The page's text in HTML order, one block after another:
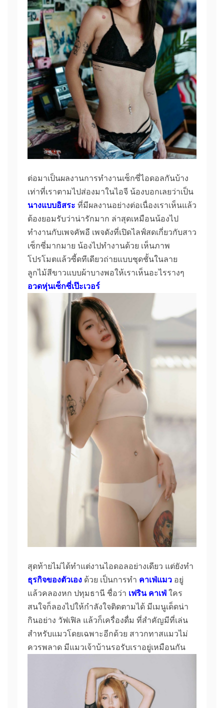
ต่อมาเป็นผลงานการทำงานเซ็กซี่ไอดอลกันบ้าง
เท่าที่เราตามไปส่องมาในไอจี น้องบอกเลยว่าเป็น
นางแบบอิสระ ที่มีผลงานอย่างต่อเนื่องเราเห็นแล้ว
ต้องยอมรับว่าน่ารักมาก ล่าสุดเหมือนน้องไป
ทำงานกับเพจคัพอี เพจดังที่เปิดไลฟ์สดเกี่ยวกับสาว
เซ็กซี่มากมาย น้องไปทำงานด้วย เห็นภาพ
โปรโมตแล้วซี้ดทีเดียวถ่ายแบบชุดชั้นในลาย
ลูกไม้สีขาวแบบผ้าบางพอให้เราเห็นอะไรรางๆ
อวดหุ่นเซ็กซี่เป๊ะเวอร์
สุดท้ายไม่ได้ทำแต่งานไอดอลอย่างเดียว แต่ยังทำ
ธุรกิจของตัวเอง ด้วย เป็นการทำ คาเฟ่แมว อยู่
แล้วคลองหก ปทุมธานี ชื่อว่า เฟริน คาเฟ่ ใคร
สนใจก็ลองไปให้กำลังใจติดตามได้ มีเมนูเด็ดน่า
กินอย่าง วัฟเฟิล แล้วก็เครื่องดื่ม ที่สำคัญมีที่เล่น
สำหรับแมวโดยเฉพาะอีกด้วย สาวกทาสแมวไม่
ควรพลาด มีแมวเจ้าบ้านรอรับเราอยู่เหมือนกัน